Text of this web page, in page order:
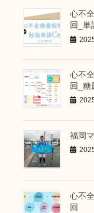
心不
回_単
心不
回_糖
福岡
心不
回